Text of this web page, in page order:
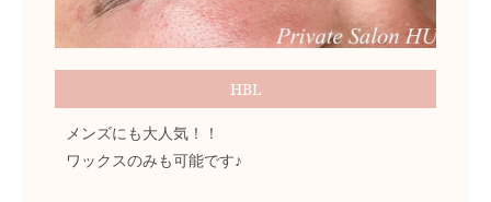
HBL
メンズにも大人気！！
ワックスのみも可能です♪